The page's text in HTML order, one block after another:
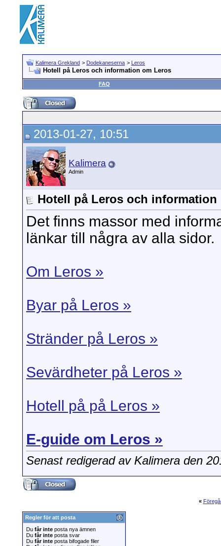
Kalimera Grekland > Dodekaneserna > Leros
Hotell på Leros och information om Leros
FAQ
2013-01-27, 10:51
Kalimera
Admin
Hotell på Leros och information
Det finns massor med
länkar till några av alla sidor.
Om Leros »
Byar på Leros »
Stränder på Leros »
Sevärdheter på Leros »
Hotell på på Leros »
E-guide om Leros »
Senast redigerad av Kalimera den
«
Regler för att posta
Du får inte posta nya ämnen
Du får inte posta svar
Du får inte posta bifogade filer